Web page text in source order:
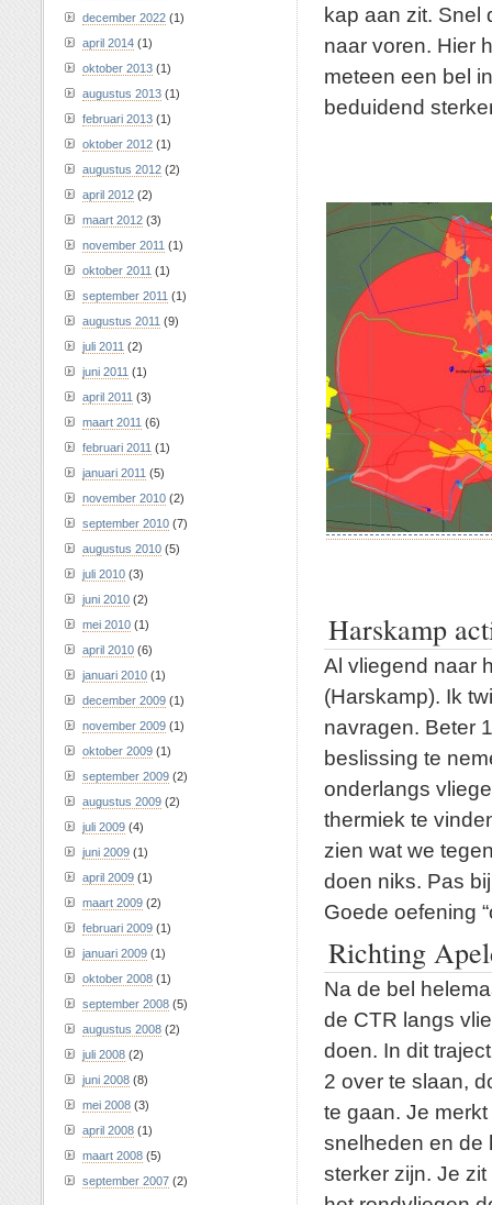
kap aan zit. Snel
naar voren. Hier
meteen een bel
beduidend
Harskamp
Al vliegend naar
(Harskamp). Ik
navragen. Beter
beslissing te
onderlangs
thermiek te
zien wat we
doen niks. Pas
Goede oefening
Richting
Na de bel
de CTR langs
doen. In dit
2 over te slaan,
te gaan. Je
snelheden en de
sterker zijn. Je
december 2022 (1)
april 2014 (1)
oktober 2013 (1)
augustus 2013 (1)
februari 2013 (1)
oktober 2012 (1)
augustus 2012 (2)
april 2012 (2)
maart 2012 (3)
november 2011 (1)
oktober 2011 (1)
september 2011 (1)
augustus 2011 (9)
juli 2011 (2)
juni 2011 (1)
april 2011 (3)
maart 2011 (6)
februari 2011 (1)
januari 2011 (5)
november 2010 (2)
september 2010 (7)
augustus 2010 (5)
juli 2010 (3)
juni 2010 (2)
mei 2010 (1)
april 2010 (6)
januari 2010 (1)
december 2009 (1)
november 2009 (1)
oktober 2009 (1)
september 2009 (2)
augustus 2009 (2)
juli 2009 (4)
juni 2009 (1)
april 2009 (1)
maart 2009 (2)
februari 2009 (1)
januari 2009 (1)
oktober 2008 (1)
september 2008 (5)
augustus 2008 (2)
juli 2008 (2)
juni 2008 (8)
mei 2008 (3)
april 2008 (1)
maart 2008 (5)
september 2007 (2)